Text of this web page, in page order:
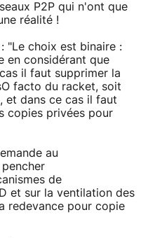
P2P qui n'ont que
réalité !
"Le choix est binaire :
en considérant que
il faut supprimer la
facto du racket, soit
et dans ce cas il faut
copies privées pour
au
de
et sur la ventilation des
redevance pour copie